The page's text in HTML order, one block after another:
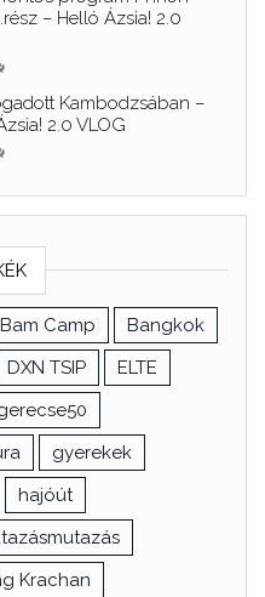
– Helló Ázsia! 2.0
Kambodzsában –
2.0 VLOG
Bam Camp
Bangkok
DXN TSIP
ELTE
gyerekek
hajóút
Krachan